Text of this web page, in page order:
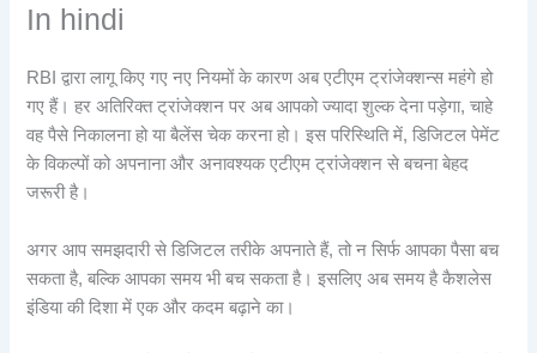
In hindi
RBI द्वारा लागू किए गए नए नियमों के कारण अब एटीएम ट्रांजेक्शन्स महंगे हो
गए हैं। हर अतिरिक्त ट्रांजेक्शन पर अब आपको ज्यादा शुल्क देना पड़ेगा, चाहे
वह पैसे निकालना हो या बैलेंस चेक करना हो। इस परिस्थिति में, डिजिटल पेमेंट
के विकल्पों को अपनाना और अनावश्यक एटीएम ट्रांजेक्शन से बचना बेहद
जरूरी है।
अगर आप समझदारी से डिजिटल तरीके अपनाते हैं, तो न सिर्फ आपका पैसा बच
सकता है, बल्कि आपका समय भी बच सकता है। इसलिए अब समय है कैशलेस
इंडिया की दिशा में एक और कदम बढ़ाने का।